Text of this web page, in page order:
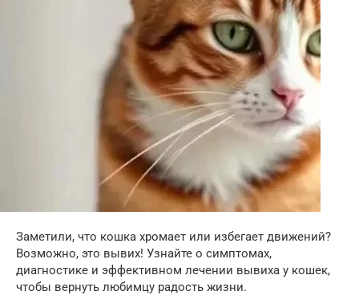
Заметили, что кошка хромает или избегает движений?
Возможно, это вывих! Узнайте о симптомах,
диагностике и эффективном лечении вывиха у кошек,
чтобы вернуть любимцу радость жизни.